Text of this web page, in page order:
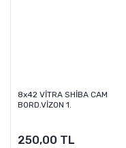
8x42 VİTRA SHİBA CAM
BORD.VİZON 1.
250,00 TL